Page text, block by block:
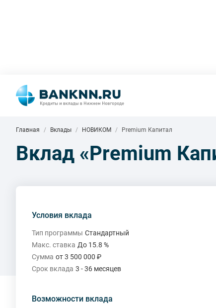
Главная Вклады НОВИКОМ Premium Капитал
Вклад «Premium
Условия вклада
Тип программы Стандартный
Макс. ставка До 15.8 %
Сумма от 3 500 000 ₽
Срок вклада 3 - 36 месяцев
Возможности вклада